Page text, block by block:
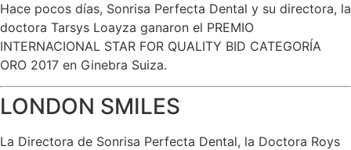
Hace pocos días, Sonrisa Perfecta Dental y su directora, la
doctora Tarsys Loayza ganaron el PREMIO
INTERNACIONAL STAR FOR QUALITY BID CATEGORÍA
ORO 2017 en Ginebra Suiza.
LONDON SMILES
La Directora de Sonrisa Perfecta Dental, la Doctora Roys